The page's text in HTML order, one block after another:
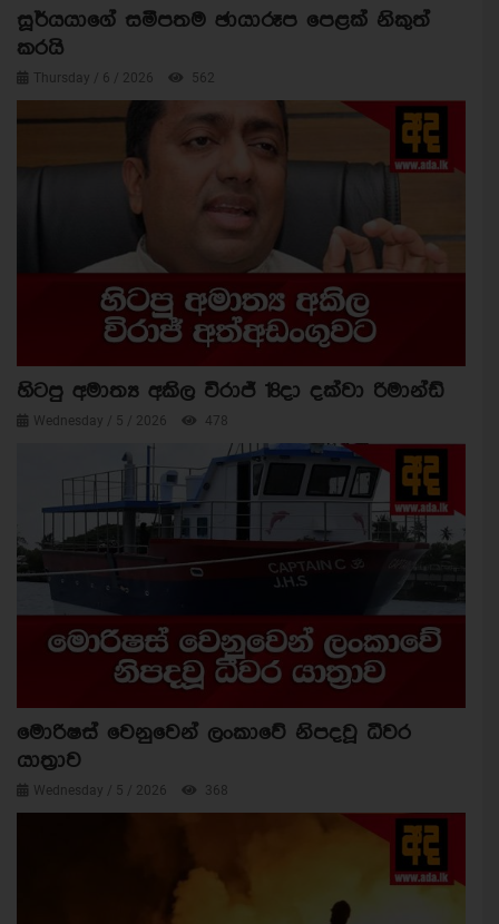
සූර්යයාගේ සමීපතම ඡායාරූප පෙළක් නිකුත්
කරයි
Thursday / 6 / 2026 562
හිටපු අමාත්‍ය අකිල විරාජ් 18දා දක්වා රිමාන්ඩ්
Wednesday / 5 / 2026 478
මොරිෂස් වෙනුවෙන් ලංකාවේ නිපදවූ ධීවර
යාත්‍රාව
Wednesday / 5 / 2026 368